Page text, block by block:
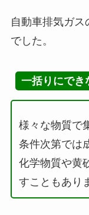
自動車排気ガ
でした。
一括りにでき
様々な物質で
条件次第では
化学物質や黄
すこともあり